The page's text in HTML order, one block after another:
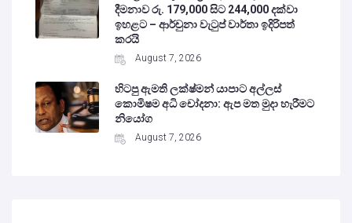
දීමනාව රු. 179,000 සිට 244,000 දක්වා
ඉහළට – ආර්චුනා වැටුප් වාර්තා ඉදිරිපත්
කරයි
August 7, 2026
හිටපු ඇමති ලක්ෂ්මන් යාපාට අල්ලස්
කොමිෂම අධි චෝදනා: ඇප මත මුදා හැරීමට
නියෝග
August 7, 2026